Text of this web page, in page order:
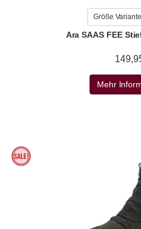
Größe
Ara SAAS FEE
Mehr